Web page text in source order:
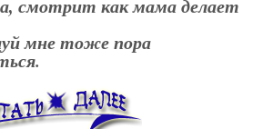
смотрит как мама делает
мне тоже пора